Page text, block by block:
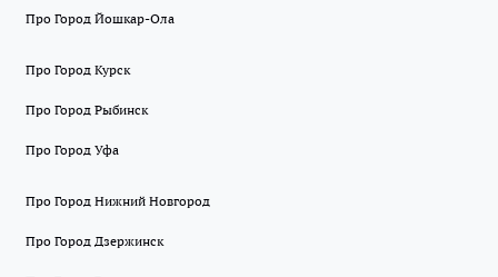
Про Город Йошкар-Ола
Про Город Курск
Про Город Рыбинск
Про Город Уфа
Про Город Нижний Новгород
Про Город Дзержинск